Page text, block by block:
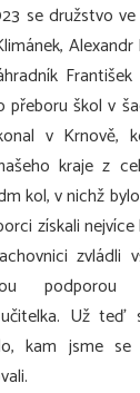
se družstvo
přeboru škol v
v Krnově,
kraje z
kol, v nichž
získali
zvládli
Už teď
kam jsme